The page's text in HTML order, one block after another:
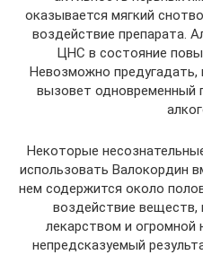
оказывается мягкий
воздействие препарата.
ЦНС в состояние
Невозможно предугадать,
вызовет одновременный
Некоторые
использовать Валокордин
нем содержится около
воздействие
лекарством и огромной
непредсказуемый